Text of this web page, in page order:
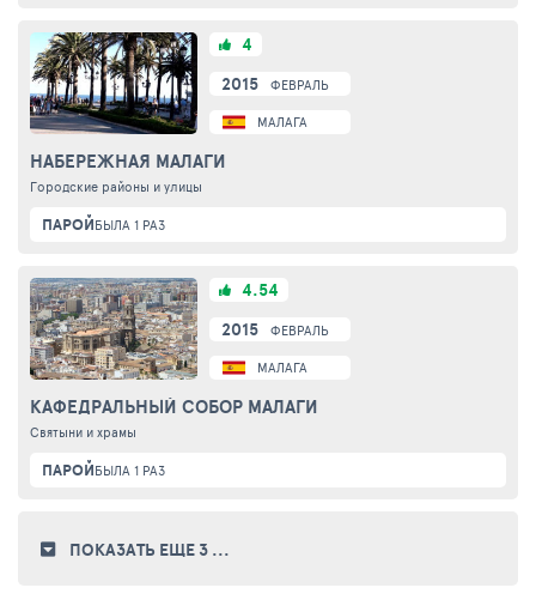
2015 ФЕВРАЛЬ
МАЛАГА
НАБЕРЕЖНАЯ МАЛАГИ
Городские районы и улицы
4
ПАРОЙБЫЛА 1 РАЗ
2015 ФЕВРАЛЬ
МАЛАГА
КАФЕДРАЛЬНЫЙ СОБОР МАЛАГИ
Святыни и храмы
4.54
ПАРОЙБЫЛА 1 РАЗ
ПОКАЗАТЬ ЕЩЕ 3 ...